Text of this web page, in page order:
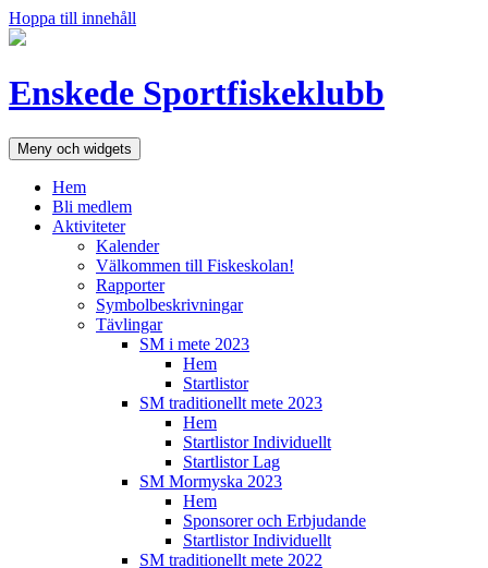
Hoppa till innehåll
Enskede Sportfiskeklubb
Meny och widgets
Hem
Bli medlem
Aktiviteter
Kalender
Välkommen till Fiskeskolan!
Rapporter
Symbolbeskrivningar
Tävlingar
SM i mete 2023
Hem
Startlistor
SM traditionellt mete 2023
Hem
Startlistor Individuellt
Startlistor Lag
SM Mormyska 2023
Hem
Sponsorer och Erbjudande
Startlistor Individuellt
SM traditionellt mete 2022